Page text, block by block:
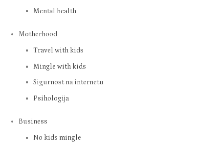
Mental health
Motherhood
Travel with kids
Mingle with kids
Sigurnost na internetu
Psihologija
Business
No kids mingle